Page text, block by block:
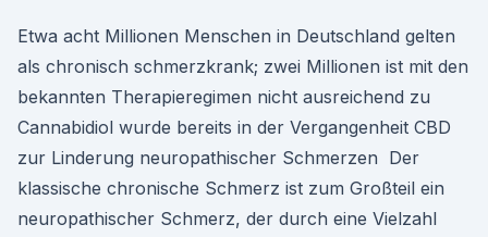
Etwa acht Millionen Menschen in Deutschland gelten
als chronisch schmerzkrank; zwei Millionen ist mit den
bekannten Therapieregimen nicht ausreichend zu
Cannabidiol wurde bereits in der Vergangenheit CBD
zur Linderung neuropathischer Schmerzen Der
klassische chronische Schmerz ist zum Großteil ein
neuropathischer Schmerz, der durch eine Vielzahl